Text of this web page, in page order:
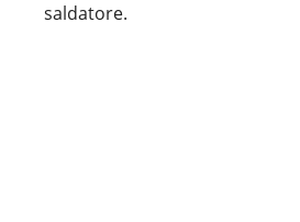
saldatore.